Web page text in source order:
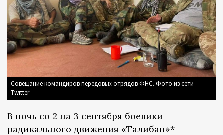
Совещание командиров передовых отрядов ФНС. Фото из сети
Twitter
В ночь со 2 на 3 сентября боевики
радикального движения «Талибан»*